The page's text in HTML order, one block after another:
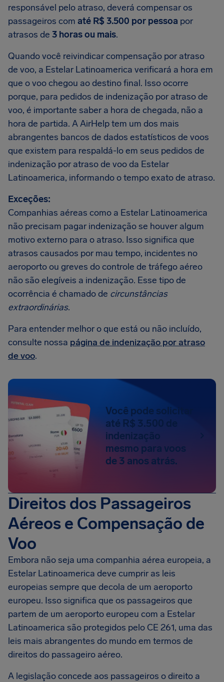
responsável pelo atraso, deverá compensar os
passageiros com até R$ 3.500 por pessoa por
atrasos de 3 horas ou mais.
Quando você reivindicar compensação por atraso
de voo, a Estelar Latinoamerica verificará a hora em
que o voo chegou ao destino final. Isso ocorre
porque, para pedidos de indenização por atraso de
voo, é importante saber a hora de chegada, não a
hora de partida. A AirHelp tem um dos mais
abrangentes bancos de dados estatísticos de voos
que existem para respaldá-lo em seus pedidos de
indenização por atraso de voo da Estelar
Latinoamerica, informando o tempo exato de atraso.
Exceções:
Companhias aéreas como a Estelar Latinoamerica
não precisam pagar indenização se houver algum
motivo externo para o atraso. Isso significa que
atrasos causados por mau tempo, incidentes no
aeroporto ou greves do controle de tráfego aéreo
não são elegíveis a indenização. Esse tipo de
ocorrência é chamado de circunstâncias
extraordinárias.
Para entender melhor o que está ou não incluído,
consulte nossa página de indenização por atraso
de voo.
Você pode solicitar
até R$ 3.500 de
indenização
mesmo para voos
de 3 anos atrás.
Direitos dos Passageiros
Aéreos e Compensação de
Voo
Embora não seja uma companhia aérea europeia, a
Estelar Latinoamerica deve cumprir as leis
europeias sempre que decola de um aeroporto
europeu. Isso significa que os passageiros que
partem de um aeroporto europeu com a Estelar
Latinoamerica são protegidos pelo CE 261, uma das
leis mais abrangentes do mundo em termos de
direitos do passageiro aéreo.
A legislação concede aos passageiros o direito a